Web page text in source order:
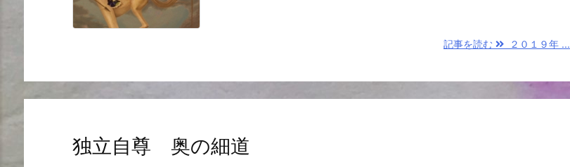
記事を読む ２０１９年 ...
独立自尊 奥の細道